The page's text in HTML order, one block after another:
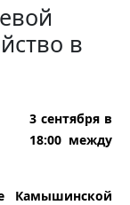
в
3 сентября в
18:00 между